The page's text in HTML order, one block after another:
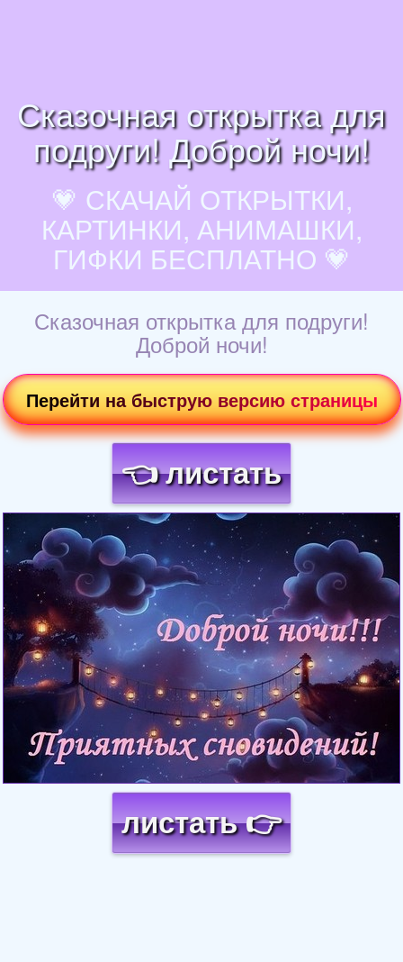
Сказочная открытка для
подруги! Доброй ночи!
💗 СКАЧАЙ ОТКРЫТКИ,
КАРТИНКИ, АНИМАШКИ,
ГИФКИ БЕСПЛАТНО 💗
Сказочная открытка для подруги!
Доброй ночи!
Перейти на быструю версию страницы
👈 листать
Загрузка картинки...
листать 👉